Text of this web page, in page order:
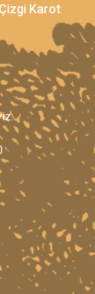
Karot